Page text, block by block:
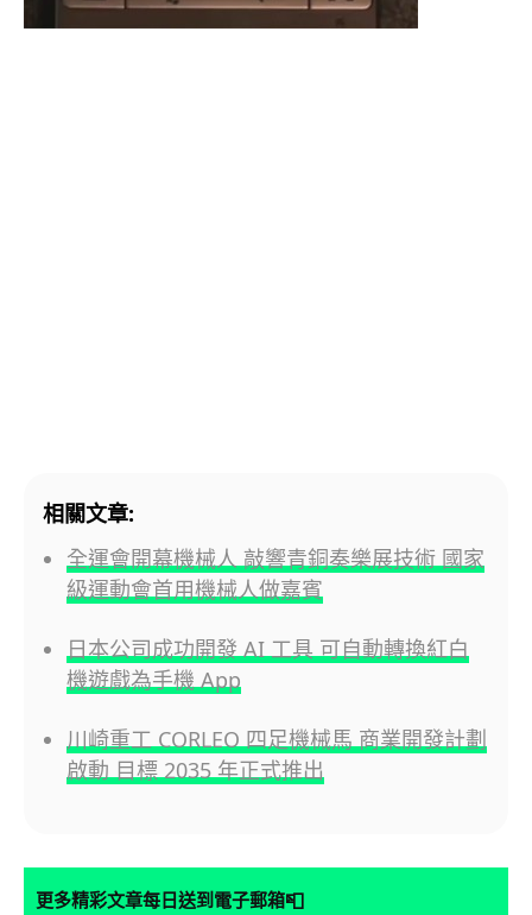
相關文章:
全運會開幕機械人 敲響青銅奏樂展技術 國家
級運動會首用機械人做嘉賓
日本公司成功開發 AI 工具 可自動轉換紅白
機遊戲為手機 App
川崎重工 CORLEO 四足機械馬 商業開發計劃
啟動 目標 2035 年正式推出
更多精彩文章每日送到電子郵箱📮